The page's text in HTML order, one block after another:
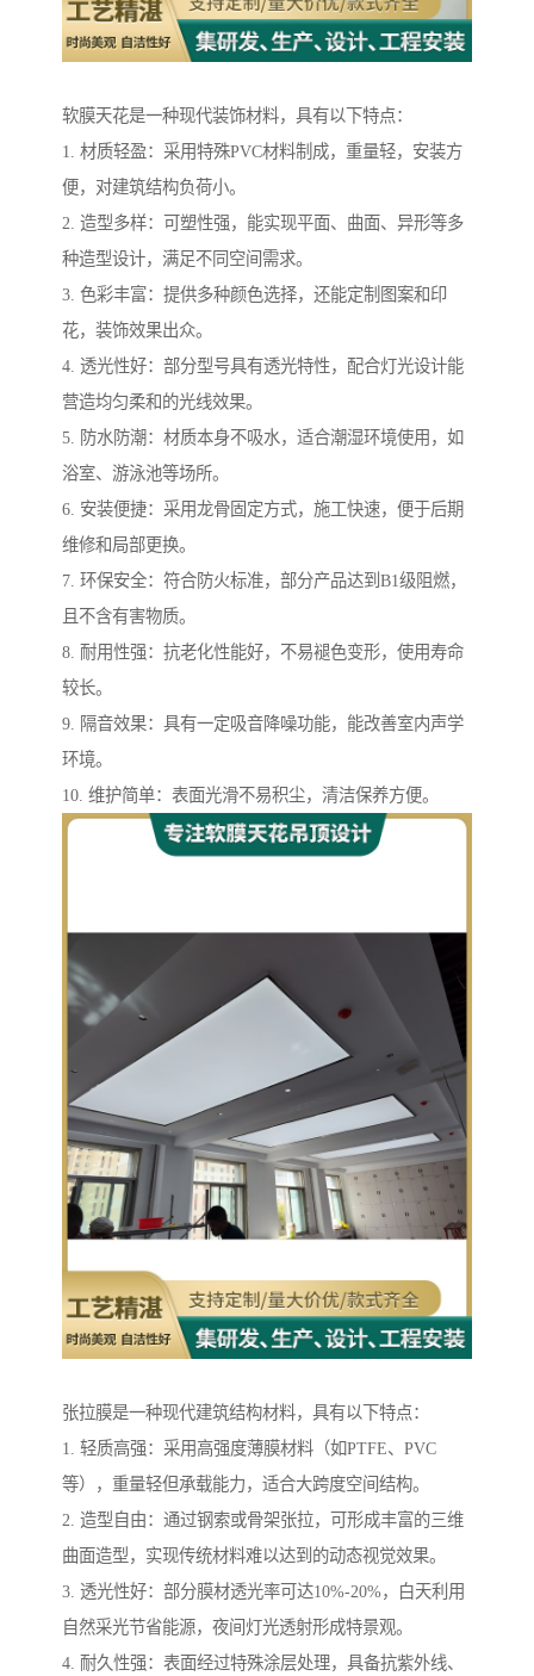
软膜天花是一种现代装饰材料，具有以下特点：
1. 材质轻盈：采用特殊PVC材料制成，重量轻，安装方
便，对建筑结构负荷小。
2. 造型多样：可塑性强，能实现平面、曲面、异形等多
种造型设计，满足不同空间需求。
3. 色彩丰富：提供多种颜色选择，还能定制图案和印
花，装饰效果出众。
4. 透光性好：部分型号具有透光特性，配合灯光设计能
营造均匀柔和的光线效果。
5. 防水防潮：材质本身不吸水，适合潮湿环境使用，如
浴室、游泳池等场所。
6. 安装便捷：采用龙骨固定方式，施工快速，便于后期
维修和局部更换。
7. 环保安全：符合防火标准，部分产品达到B1级阻燃，
且不含有害物质。
8. 耐用性强：抗老化性能好，不易褪色变形，使用寿命
较长。
9. 隔音效果：具有一定吸音降噪功能，能改善室内声学
环境。
10. 维护简单：表面光滑不易积尘，清洁保养方便。
张拉膜是一种现代建筑结构材料，具有以下特点：
1. 轻质高强：采用高强度薄膜材料（如PTFE、PVC
等），重量轻但承载能力，适合大跨度空间结构。
2. 造型自由：通过钢索或骨架张拉，可形成丰富的三维
曲面造型，实现传统材料难以达到的动态视觉效果。
3. 透光性好：部分膜材透光率可达10%-20%，白天利用
自然采光节省能源，夜间灯光透射形成特景观。
4. 耐久性强：表面经过特殊涂层处理，具备抗紫外线、